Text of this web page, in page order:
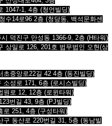
1047-1, 4층 (청언빌딩)
수14로96 2층 (청당동, 백석문화센
덕진구 만성동 1366-9, 2층 (H타워)
상일로 126, 201호 법무법인 오현(상
초중앙로22길 42 4층 (동진빌딩)
소성로 171, 6층 (로시스빌딩)
원로 12, 12층 (로윈타워)
번길 43, 9층 (PJ빌딩)
로 251, 4층 (구성타워)
구 동산로 220번길 31, 5층 (동남빌